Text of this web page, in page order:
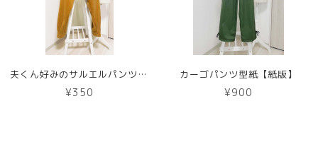
夫くん好みのサルエルパンツ型紙【DL版】
¥350
カーゴパンツ型紙【紙版】
¥900